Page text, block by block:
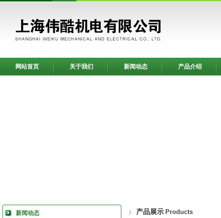
网站首页 关于我们 新闻动态 产品介绍
新闻动态 产品展示 Products